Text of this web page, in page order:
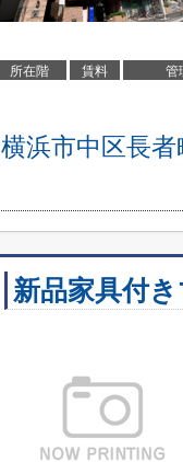
所在階 賃料 管
横浜市中区長
新品家具付